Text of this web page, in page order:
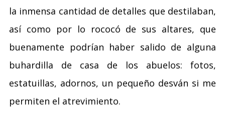
la inmensa cantidad de detalles que destilaban,
así como por lo rococó de sus altares, que
buenamente podrían haber salido de alguna
buhardilla de casa de los abuelos: fotos,
estatuillas, adornos, un pequeño desván si me
permiten el atrevimiento.